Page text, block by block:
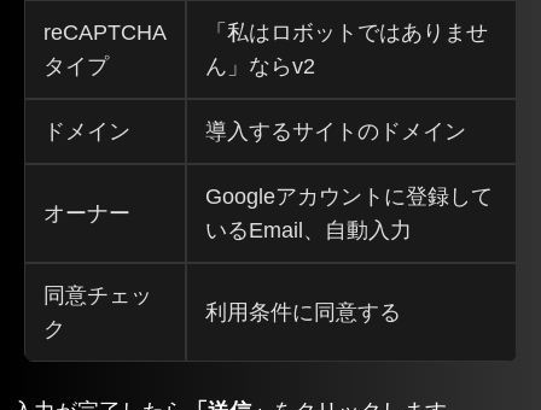
reCAPTCHA
タイプ
「私はロボットではありませ
ん」ならv2
ドメイン 導入するサイトのドメイン
オーナー
Googleアカウントに登録して
いるEmail、自動入力
同意チェッ
ク
利用条件に同意する